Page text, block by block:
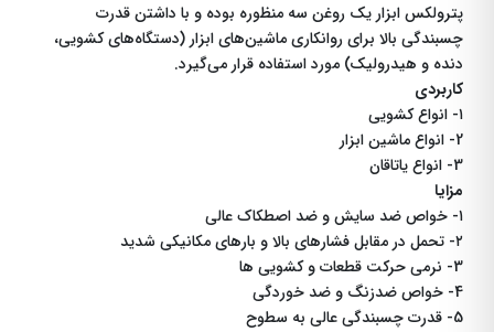
پترولکس ابزار یک روغن سه منظوره بوده و با داشتن قدرت
چسبندگی بالا برای روانکاری ماشین‌های ابزار (دستگاه‌های کشویی،
دنده و هیدرولیک) مورد استفاده قرار می‌گیرد.
کاربردی
۱- انواع کشویی
2- انواع ماشین ابزار
3- انواع یاتاقان
مزایا
۱- خواص ضد سایش و ضد اصطکاک عالی
۲- تحمل در مقابل فشارهای بالا و بارهای مکانیکی شدید
3- نرمی حرکت قطعات و کشویی ها
4- خواص ضدزنگ و ضد خوردگی
5- قدرت چسبندگی عالی به سطوح